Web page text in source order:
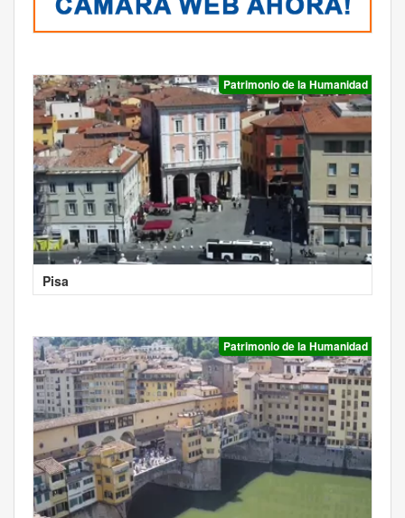
Patrimonio de la Humanidad
Pisa
Patrimonio de la Humanidad